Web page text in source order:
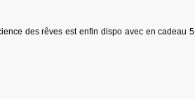
des rêves est enfin dispo avec en cadeau